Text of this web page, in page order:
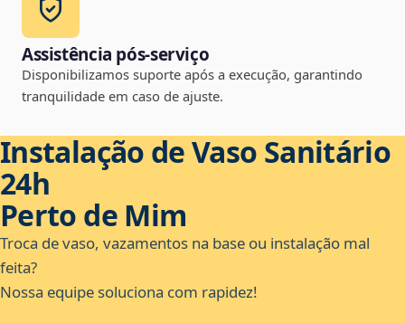
Assistência pós-serviço
Disponibilizamos suporte após a execução, garantindo
tranquilidade em caso de ajuste.
Instalação de Vaso Sanitário
24h
Perto de Mim
Troca de vaso, vazamentos na base ou instalação mal
feita?
Nossa equipe soluciona com rapidez!